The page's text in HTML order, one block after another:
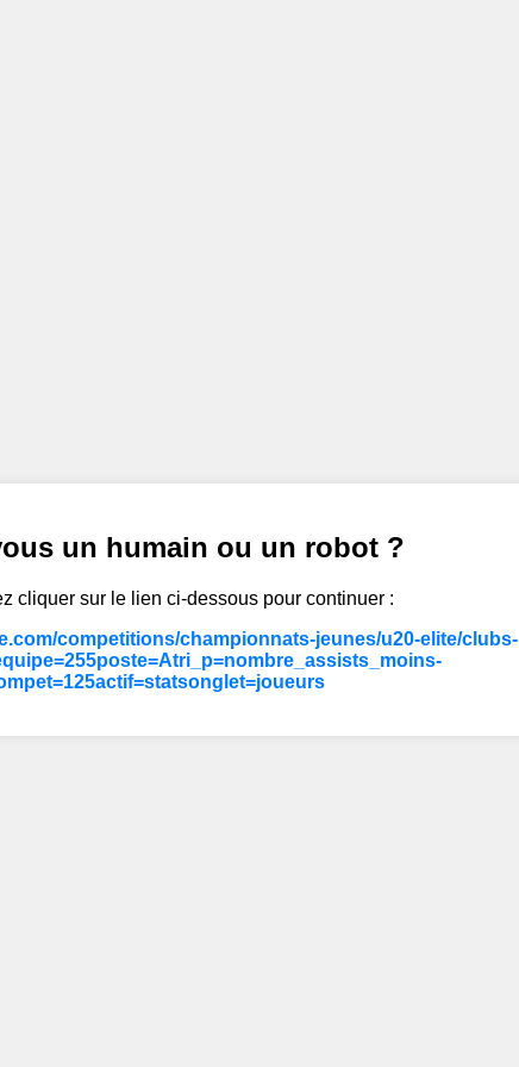
un humain ou un robot ?
cliquer sur le lien ci-dessous pour continuer :
competitions/championnats-jeunes/u20-elite/clubs-